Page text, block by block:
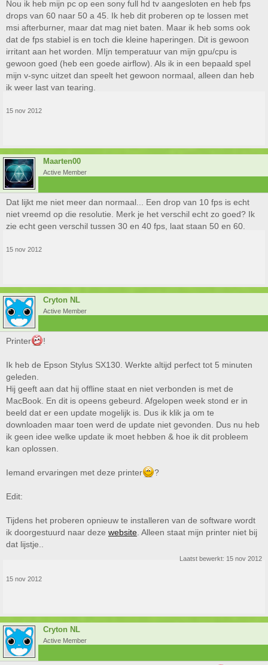
Nou ik heb mijn pc op een sony full hd tv aangesloten en heb fps
drops van 60 naar 50 a 45. Ik heb dit proberen op te lossen met
msi afterburner, maar dat mag niet baten. Maar ik heb soms ook
dat de fps stabiel is en toch die kleine haperingen. Dit is gewoon
irritant aan het worden. MIjn temperatuur van mijn gpu/cpu is
gewoon goed (heb een goede airflow). Als ik in een bepaald spel
mijn v-sync uitzet dan speelt het gewoon normaal, alleen dan heb
ik weer last van tearing.
15 nov 2012
Maarten00
Active Member
Dat lijkt me niet meer dan normaal... Een drop van 10 fps is echt
niet vreemd op die resolutie. Merk je het verschil echt zo goed? Ik
zie echt geen verschil tussen 30 en 40 fps, laat staan 50 en 60.
15 nov 2012
Cryton NL
Active Member
Printer !
Ik heb de Epson Stylus SX130. Werkte altijd perfect tot 5 minuten
geleden.
Hij geeft aan dat hij offline staat en niet verbonden is met de
MacBook. En dit is opeens gebeurd. Afgelopen week stond er in
beeld dat er een update mogelijk is. Dus ik klik ja om te
downloaden maar toen werd de update niet gevonden. Dus nu heb
ik geen idee welke update ik moet hebben & hoe ik dit probleem
kan oplossen.
Iemand ervaringen met deze printer ?
Edit:
Tijdens het proberen opnieuw te installeren van de software wordt
ik doorgestuurd naar deze website . Alleen staat mijn printer niet bij
dat lijstje..
Laatst bewerkt: 15 nov 2012
15 nov 2012
Cryton NL
Active Member